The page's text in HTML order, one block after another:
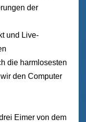
der
und Live-
die harmlosesten
den Computer
Eimer von dem